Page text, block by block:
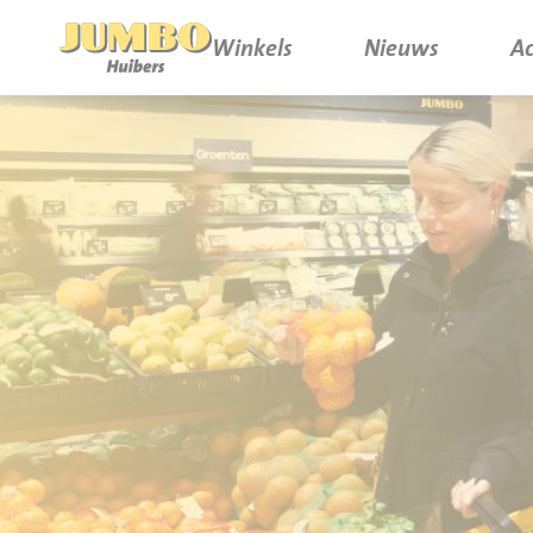
Winkels Nieuws
P.W.A. Park
Bruïneplein
Petenbos
Nieuws
Acties
Werken bij Jumbo Huibers
Vacatures en Solliciteren
Werken en leren
Jumbo.com